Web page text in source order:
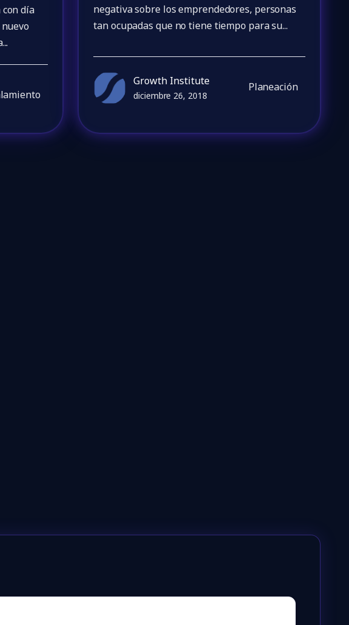
día
negativa sobre los emprendedores, personas
tan ocupadas que no tiene tiempo para su...
Growth Institute
diciembre 26, 2018
Planeación